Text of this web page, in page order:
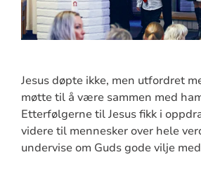
Jesus døpte ikke, men utfordret
møtte til å være sammen med
Etterfølgerne til Jesus fikk i
videre til mennesker over hele
undervise om Guds gode vilje